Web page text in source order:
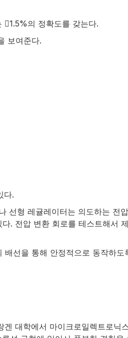
의 정확도를 갖는다.
보여준다.
다.
선형 레귤레이터는 의도하는 전
. 전압 변환 회로를 테스트해서
선을 통해 안정적으로 동작하도
대학에서 마이크로일렉트로닉